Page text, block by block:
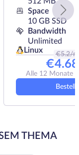
Space
10 GB SSD
Bandwidth
Unlimited
Linux
€5.2/
€4.68
Alle 12 Monate
THEMA